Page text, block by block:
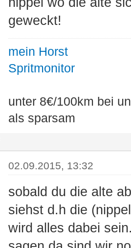
geweckt!
mein Horst
Spritmonitor
unter 8€/100km bei
als sparsam
02.09.2015, 13:32
sobald du die alte
siehst d.h die
wird alles dabei